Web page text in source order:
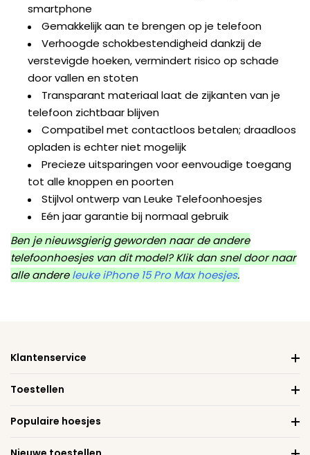
smartphone
Gemakkelijk aan te brengen op je telefoon
Verhoogde schokbestendigheid dankzij de
verstevigde hoeken, vermindert risico op schade
door vallen en stoten
Transparant materiaal laat de zijkanten van je
telefoon zichtbaar blijven
Compatibel met contactloos betalen; draadloos
opladen is echter niet mogelijk
Precieze uitsparingen voor eenvoudige toegang
tot alle knoppen en poorten
Stijlvol ontwerp van Leuke Telefoonhoesjes
Eén jaar garantie bij normaal gebruik
Ben je nieuwsgierig geworden naar de andere
telefoonhoesjes van dit model? Klik dan snel door naar
alle andereleuke iPhone 15 Pro Max hoesjes.
Klantenservice
Toestellen
Populaire hoesjes